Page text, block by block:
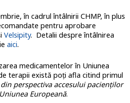
în cadrul întâlnirii CHMP, în plus
pentru aprobare
Velsipity. Detalii despre întâlnirea
aici.
medicamentelor în Uniunea
terapii există poți afla citind primul
perspectiva accesului pacienţilor
Europeană.